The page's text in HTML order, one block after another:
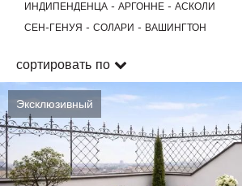
ИНДИПЕНДЕНЦА - АРГОННЕ - АСКОЛИ
СЕН-ГЕНУЯ - СОЛАРИ - ВАШИНГТОН
сортировать по
Эксклюзивный